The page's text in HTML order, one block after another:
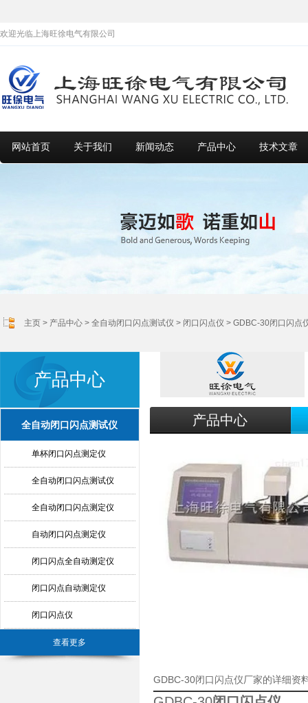
欢迎光临上海旺徐电气有限公司
网站首页 关于我们 新闻动态 产品中心 技术文章
主页 > 产品中心 > 全自动闭口闪点测试仪 > 闭口闪点仪 > GDBC-30闭口闪点
产品中心
全自动闭口闪点测试仪
单杯闭口闪点测定仪
全自动闭口闪点测试仪
全自动闭口闪点测定仪
自动闭口闪点测定仪
闭口闪点全自动测定仪
闭口闪点自动测定仪
闭口闪点仪
查看更多
产品中心
GDBC-30闭口闪点仪厂家的详细资